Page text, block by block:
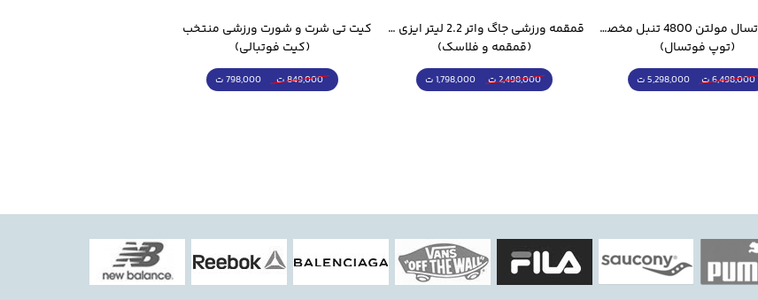
توپ فوتسال مولتن 4800 تنبل مخصوص سالن
(توپ فوتسال)
6,498,000 ت 5,298,000 ت
قمقمه ورزشی جاگ واتر 2.2 لیتر ایزی فیت
(قمقمه و فلاسک)
2,498,000 ت 1,798,000 ت
(کیت فوتبالی)
849,000 ت 798,000 ت